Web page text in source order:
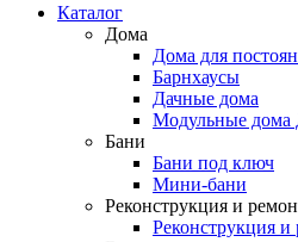
Каталог
Дома
Дома для
Барнхаусы
Дачные дома
Модульные дома
Бани
Бани под ключ
Мини-бани
Реконструкция и
Реконструкция и